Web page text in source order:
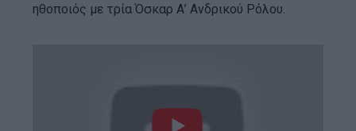
ηθοποιός με τρία Όσκαρ Α’ Ανδρικού Ρόλου.